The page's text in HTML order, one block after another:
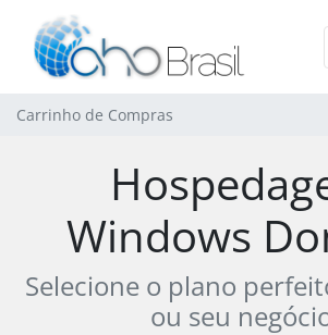
Carrinho de Compras
Windows
Selecione o plano
ou seu